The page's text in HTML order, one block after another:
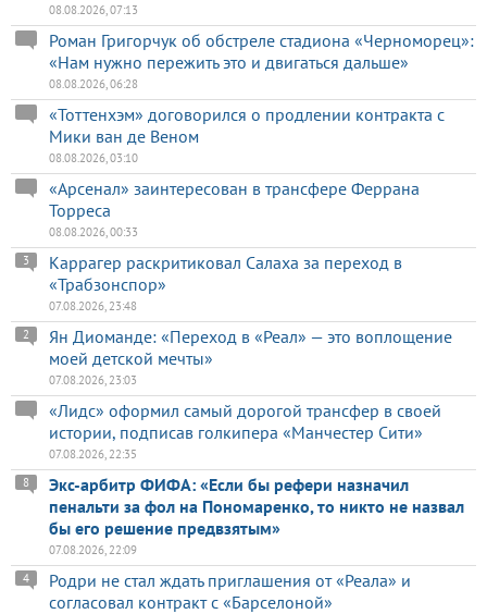
08.08.2026, 07:13
Роман Григорчук об обстреле стадиона «Черноморец»:
«Нам нужно пережить это и двигаться дальше»
08.08.2026, 06:28
«Тоттенхэм» договорился о продлении контракта с
Мики ван де Веном
08.08.2026, 03:10
«Арсенал» заинтересован в трансфере Феррана
Торреса
08.08.2026, 00:33
Каррагер раскритиковал Салаха за переход в
«Трабзонспор»
3
07.08.2026, 23:48
Ян Диоманде: «Переход в «Реал» — это воплощение
моей детской мечты»
2
07.08.2026, 23:03
«Лидс» оформил самый дорогой трансфер в своей
истории, подписав голкипера «Манчестер Сити»
07.08.2026, 22:35
Экс-арбитр ФИФА: «Если бы рефери назначил
пенальти за фол на Пономаренко, то никто не назвал
бы его решение предвзятым»
8
07.08.2026, 22:09
Родри не стал ждать приглашения от «Реала» и
согласовал контракт с «Барселоной»
4